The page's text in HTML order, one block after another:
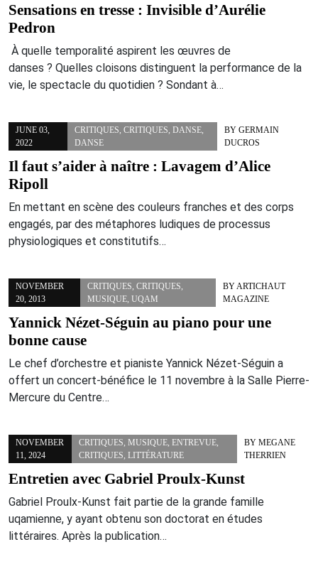
Sensations en tresse : Invisible d’Aurélie
Pedron
À quelle temporalité aspirent les œuvres de
danses ? Quelles cloisons distinguent la performance de la
vie, le spectacle du quotidien ? Sondant à…
JUNE 03,
2022
CRITIQUES,CRITIQUES,DANSE,
DANSE
BYGERMAIN
DUCROS
Il faut s’aider à naître : Lavagem d’Alice
Ripoll
En mettant en scène des couleurs franches et des corps
engagés, par des métaphores ludiques de processus
physiologiques et constitutifs…
NOVEMBER
20, 2013
CRITIQUES,CRITIQUES,
MUSIQUE,UQAM
BYARTICHAUT
MAGAZINE
Yannick Nézet-Séguin au piano pour une
bonne cause
Le chef d’orchestre et pianiste Yannick Nézet-Séguin a
offert un concert-bénéfice le 11 novembre à la Salle Pierre-
Mercure du Centre…
NOVEMBER
11, 2024
CRITIQUES,MUSIQUE,ENTREVUE,
CRITIQUES,LITTÉRATURE
BYMEGANE
THERRIEN
Entretien avec Gabriel Proulx-Kunst
Gabriel Proulx-Kunst fait partie de la grande famille
uqamienne, y ayant obtenu son doctorat en études
littéraires. Après la publication…